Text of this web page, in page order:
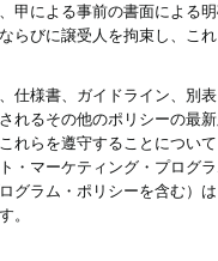
甲による事前の書面による
らびに譲受人を拘束し、こ
仕様書、ガイドライン、別
れるその他のポリシーの最
れらを遵守することにつ
・マーケティング・プログ
グラム・ポリシーを含む）
。